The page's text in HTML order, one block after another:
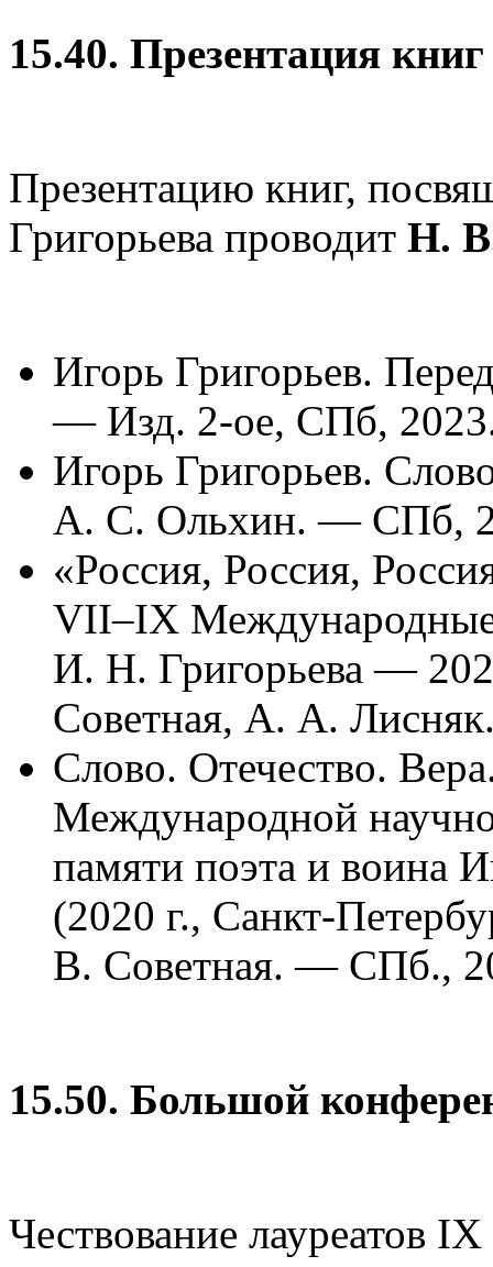
15.40. Презентация книг
Презентацию книг,
Григорьева проводит Н.
Игорь Григорьев.
— Изд. 2-ое, СПб,
Игорь Григорьев.
А. С. Ольхин. — СПб,
«Россия, Россия,
VII–IX Международные
И. Н. Григорьева —
Советная, А. А.
Слово. Отечество.
Международной
памяти поэта и воина
(2020 г., Санкт-
В. Советная. — СПб.,
15.50. Большой
Чествование лауреатов